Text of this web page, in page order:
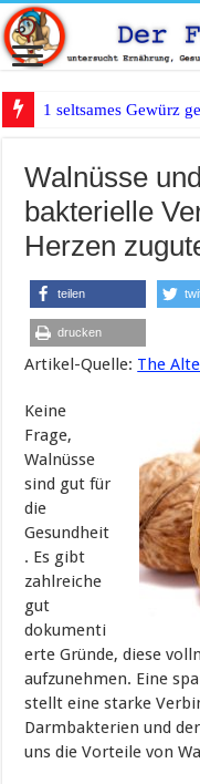
1 seltsames Gewürz
Walnüsse
bakterielle
Herzen
teilen
drucken
Artikel-Quelle: The
Keine
Frage,
Walnüsse
sind gut für
die
Gesundheit
. Es gibt
zahlreiche
gut
dokumenti
erte Gründe, diese
aufzunehmen. Eine
stellt eine starke
Darmbakterien und
uns die Vorteile von